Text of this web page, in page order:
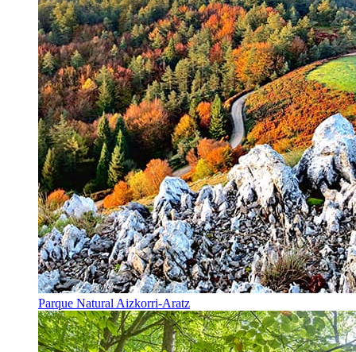
Parque Natural Aizkorri-Aratz